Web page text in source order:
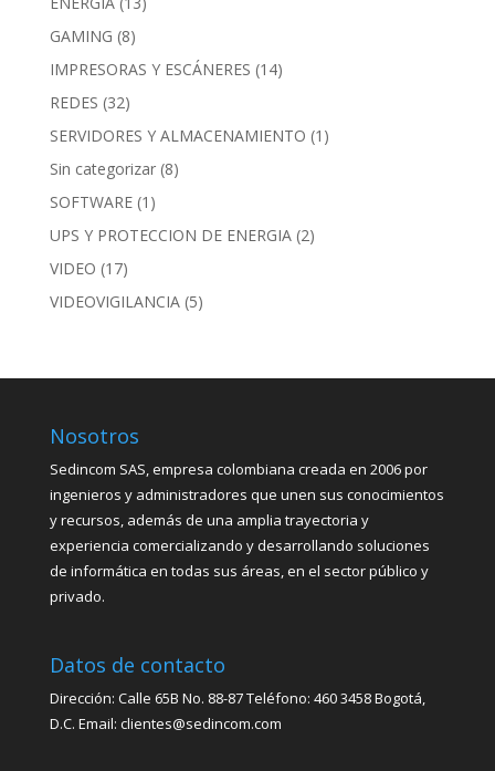
GAMING (8)
IMPRESORAS Y ESCÁNERES (14)
REDES (32)
SERVIDORES Y ALMACENAMIENTO (1)
Sin categorizar (8)
SOFTWARE (1)
UPS Y PROTECCION DE ENERGIA (2)
VIDEO (17)
VIDEOVIGILANCIA (5)
Nosotros
Sedincom SAS, empresa colombiana creada en 2006 por
ingenieros y administradores que unen sus conocimientos
y recursos, además de una amplia trayectoria y
experiencia comercializando y desarrollando soluciones
de informática en todas sus áreas, en el sector público y
privado.
Datos de contacto
Dirección: Calle 65B No. 88-87 Teléfono: 460 3458 Bogotá,
D.C. Email: clientes@sedincom.com